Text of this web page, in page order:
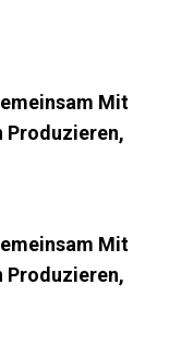
Mit
Produzieren,
Mit
Produzieren,